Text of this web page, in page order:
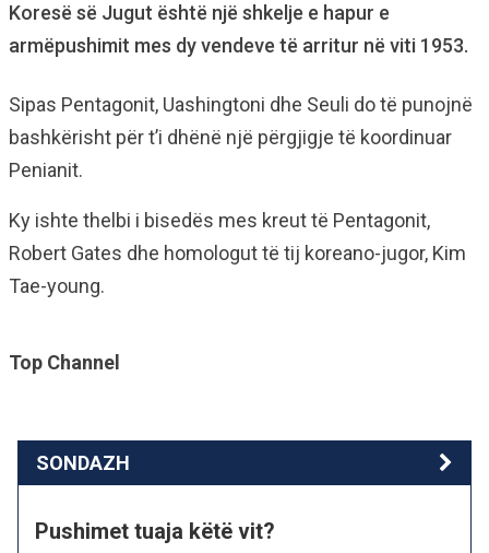
Koresë së Jugut është një shkelje e hapur e
armëpushimit mes dy vendeve të arritur në viti 1953.
Sipas Pentagonit, Uashingtoni dhe Seuli do të punojnë
bashkërisht për t’i dhënë një përgjigje të koordinuar
Penianit.
Ky ishte thelbi i bisedës mes kreut të Pentagonit,
Robert Gates dhe homologut të tij koreano-jugor, Kim
Tae-young.
Top Channel
SONDAZH
Pushimet tuaja këtë vit?